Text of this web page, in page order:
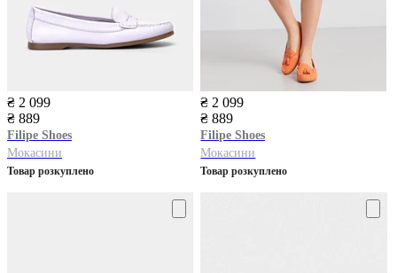
₴ 2 099
₴ 889
Filipe Shoes
Мокасини
Товар розкуплено
₴ 2 099
₴ 889
Filipe Shoes
Мокасини
Товар розкуплено